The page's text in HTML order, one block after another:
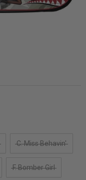
C. Miss Behavin'
F. Bomber Girl